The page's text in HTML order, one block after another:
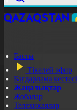
Басты
Тікелей эфир
Бағдарлама кестесі
Жаңалықтар
Жобалар
Телехикаялар